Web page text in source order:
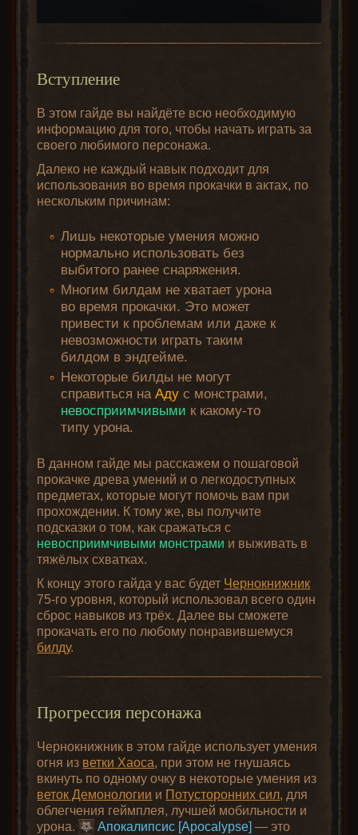
Вступление
В этом гайде вы найдёте всю необходимую
информацию для того, чтобы начать играть за
своего любимого персонажа.
Далеко не каждый навык подходит для
использования во время прокачки в актах, по
нескольким причинам:
Лишь некоторые умения можно
нормально использовать без
выбитого ранее снаряжения.
Многим билдам не хватает урона
во время прокачки. Это может
привести к проблемам или даже к
невозможности играть таким
билдом в эндгейме.
Некоторые билды не могут
справиться наАду с монстрами,
невосприимчивыми к какому-то
типу урона.
В данном гайде мы расскажем о пошаговой
прокачке древа умений и о легкодоступных
предметах, которые могут помочь вам при
прохождении. К тому же, вы получите
подсказки о том, как сражаться с
невосприимчивыми монстрами и выживать в
тяжёлых схватках.
К концу этого гайда у вас будет Чернокнижник
75-го уровня, который использовал всего один
сброс навыков из трёх. Далее вы сможете
прокачать его по любому понравившемуся
билду.
Прогрессия персонажа
Чернокнижник в этом гайде использует умения
огня из ветки Хаоса, при этом не гнушаясь
вкинуть по одному очку в некоторые умения из
веток Демонологии и Потусторонних сил, для
облегчения геймплея, лучшей мобильности и
урона.
Апокалипсис [Apocalypse] — это